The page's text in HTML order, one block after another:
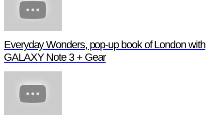
Everyday Wonders, pop-up book of London with
GALAXY Note 3 + Gear